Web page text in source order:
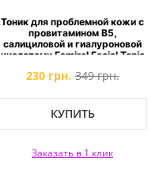
Тоник для проблемной кожи с
провитамином B5,
салициловой и гиалуроновой
кислотами Famirel Facial Tonic
230 грн. 349 грн.
КУПИТЬ
Заказать в 1 клик